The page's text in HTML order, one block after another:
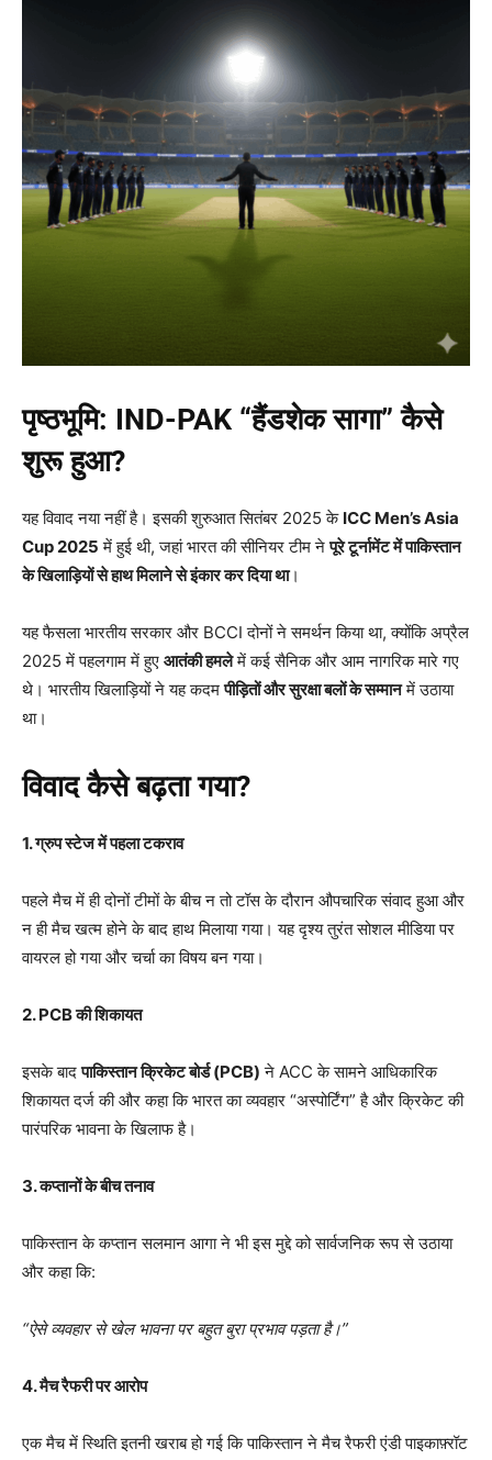
पृष्ठभूमि: IND-PAK “हैंडशेक सागा” कैसे
शुरू हुआ?
यह विवाद नया नहीं है। इसकी शुरुआत सितंबर 2025 के ICC Men’s Asia
Cup 2025 में हुई थी, जहां भारत की सीनियर टीम नेपूरे टूर्नामेंट में पाकिस्तान
के खिलाड़ियों से हाथ मिलाने से इंकार कर दिया था।
यह फैसला भारतीय सरकार और BCCI दोनों ने समर्थन किया था, क्योंकि अप्रैल
2025 में पहलगाम में हुए आतंकी हमलेमें कई सैनिक और आम नागरिक मारे गए
थे। भारतीय खिलाड़ियों ने यह कदमपीड़ितों और सुरक्षा बलों के सम्मानमें उठाया
था।
विवाद कैसे बढ़ता गया?
1.ग्रुप स्टेज में पहला टकराव
पहले मैच में ही दोनों टीमों के बीच न तो टॉस के दौरान औपचारिक संवाद हुआ और
न ही मैच खत्म होने के बाद हाथ मिलाया गया। यह दृश्य तुरंत सोशल मीडिया पर
वायरल हो गया और चर्चा का विषय बन गया।
2. PCBकी शिकायत
इसके बादपाकिस्तान क्रिकेट बोर्ड (PCB) ने ACC के सामने आधिकारिक
शिकायत दर्ज की और कहा कि भारत का व्यवहार “अस्पोर्टिंग” है और क्रिकेट की
पारंपरिक भावना के खिलाफ है।
3.कप्तानों के बीच तनाव
पाकिस्तान के कप्तान सलमान आगा ने भी इस मुद्दे को सार्वजनिक रूप से उठाया
और कहा कि:
“ऐसे व्यवहार से खेल भावना पर बहुत बुरा प्रभाव पड़ता है।”
4.मैच रैफरी पर आरोप
एक मैच में स्थिति इतनी खराब हो गई कि पाकिस्तान ने मैच रैफरी एंडी पाइकाफ़्रॉट